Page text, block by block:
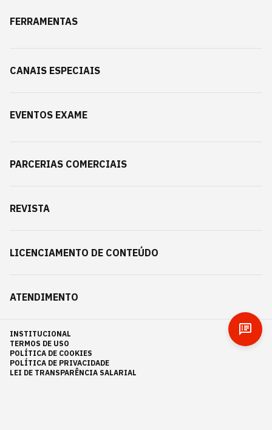
FERRAMENTAS
CANAIS ESPECIAIS
EVENTOS EXAME
PARCERIAS COMERCIAIS
REVISTA
LICENCIAMENTO DE CONTEÚDO
ATENDIMENTO
INSTITUCIONAL
TERMOS DE USO
POLÍTICA DE COOKIES
POLÍTICA DE PRIVACIDADE
LEI DE TRANSPARÊNCIA SALARIAL